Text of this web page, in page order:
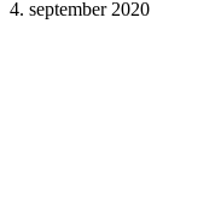
4. september 2020